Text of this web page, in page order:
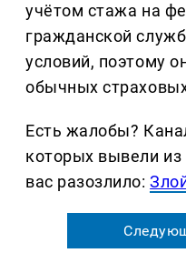
учётом стажа на
гражданской
условий, поэтому
обычных
Есть жалобы?
которых вывели
вас разозлило: